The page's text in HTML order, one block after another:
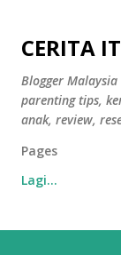
CERITA
Blogger
parenting tips,
anak, review,
Pages
Lagi…